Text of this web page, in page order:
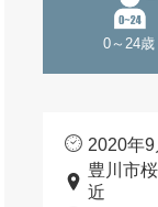
0～24歳
2020年
豊川市
近